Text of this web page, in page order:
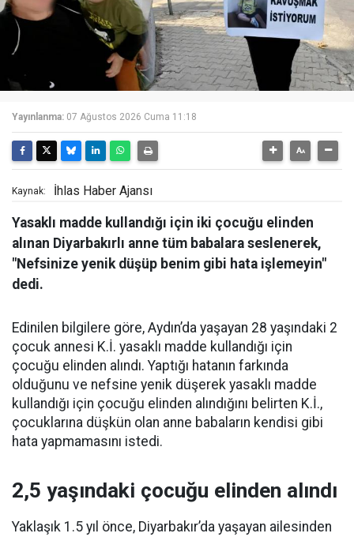
Yayınlanma: 07 Ağustos 2026 Cuma 11:18
Kaynak: İhlas Haber Ajansı
Yasaklı madde kullandığı için iki çocuğu elinden
alınan Diyarbakırlı anne tüm babalara seslenerek,
"Nefsinize yenik düşüp benim gibi hata işlemeyin"
dedi.
Edinilen bilgilere göre, Aydın’da yaşayan 28 yaşındaki 2
çocuk annesi K.İ. yasaklı madde kullandığı için
çocuğu elinden alındı. Yaptığı hatanın farkında
olduğunu ve nefsine yenik düşerek yasaklı madde
kullandığı için çocuğu elinden alındığını belirten K.İ.,
çocuklarına düşkün olan anne babaların kendisi gibi
hata yapmamasını istedi.
2,5 yaşındaki çocuğu elinden alındı
Yaklaşık 1.5 yıl önce, Diyarbakır’da yaşayan ailesinden